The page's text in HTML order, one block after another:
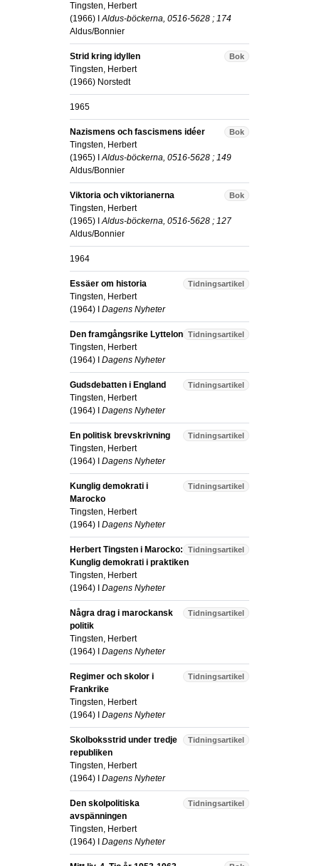
Tingsten, Herbert
(1966) IAldus-böckerna, 0516-5628 ; 174
Aldus/Bonnier
Bok
Strid kring idyllen
Tingsten, Herbert
(1966) Norstedt
1965
Bok
Nazismens och fascismens idéer
Tingsten, Herbert
(1965) IAldus-böckerna, 0516-5628 ; 149
Aldus/Bonnier
Bok
Viktoria och viktorianerna
Tingsten, Herbert
(1965) IAldus-böckerna, 0516-5628 ; 127
Aldus/Bonnier
1964
Tidningsartikel
Essäer om historia
Tingsten, Herbert
(1964) I Dagens Nyheter
Tidningsartikel
Den framgångsrike Lyttelon
Tingsten, Herbert
(1964) I Dagens Nyheter
Tidningsartikel
Gudsdebatten i England
Tingsten, Herbert
(1964) I Dagens Nyheter
Tidningsartikel
En politisk brevskrivning
Tingsten, Herbert
(1964) I Dagens Nyheter
Tidningsartikel
Kunglig demokrati i
Marocko
Tingsten, Herbert
(1964) I Dagens Nyheter
Tidningsartikel
Herbert Tingsten i Marocko:
Kunglig demokrati i praktiken
Tingsten, Herbert
(1964) I Dagens Nyheter
Tidningsartikel
Några drag i marockansk
politik
Tingsten, Herbert
(1964) I Dagens Nyheter
Tidningsartikel
Regimer och skolor i
Frankrike
Tingsten, Herbert
(1964) I Dagens Nyheter
Tidningsartikel
Skolboksstrid under tredje
republiken
Tingsten, Herbert
(1964) I Dagens Nyheter
Tidningsartikel
Den skolpolitiska
avspänningen
Tingsten, Herbert
(1964) I Dagens Nyheter